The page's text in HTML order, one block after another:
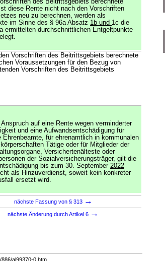
des Beitrittsgebiets berechnete
diese Rente nicht nach den Vorschriften
neu zu berechnen, werden als
im Sinne des § 96a Absatz 1b und 1c die
ermittelten durchschnittlichen Entgeltpunkte
Vorschriften des Beitrittsgebiets berechnete
Voraussetzungen für den Bezug von
Vorschriften des Beitrittsgebiets
auf eine Rente wegen verminderter
und eine Aufwandsentschädigung für
Ehrenbeamte, für ehrenamtlich in kommunalen
Tätige oder für Mitglieder der
Versichertenälteste oder
der Sozialversicherungsträger, gilt die
bis zum 30. September 2022
als Hinzuverdienst, soweit kein konkreter
ersetzt wird.
nächste Fassung von § 313 →
nächste Änderung durch Artikel 6 →
886/al99370-0.htm